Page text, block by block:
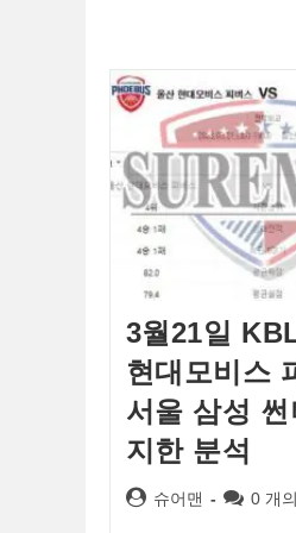
3월21일
현대모비스
서울 삼성
지한 분석
Post슈어맨
Post0 개